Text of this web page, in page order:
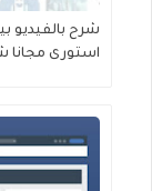
شرح بالفيديو
استورى مجانا